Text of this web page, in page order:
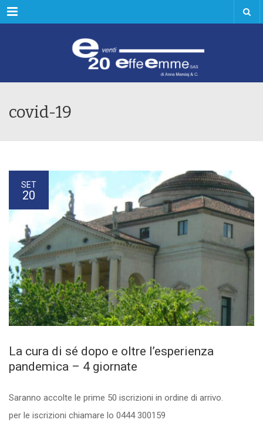
Menu
covid-19
SET
20
La cura di sé dopo e oltre l’esperienza
pandemica – 4 giornate
Saranno accolte le prime 50 iscrizioni in ordine di arrivo.
per le iscrizioni chiamare lo 0444 300159